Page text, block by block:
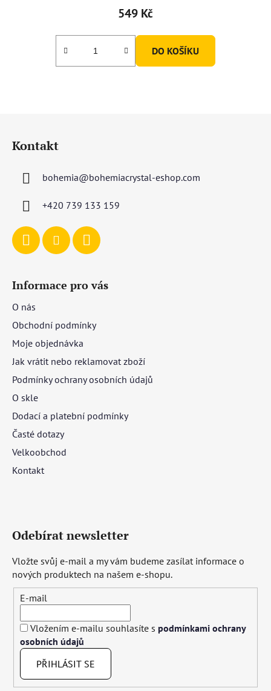
produktu
5,0
549 Kč
DO KOŠÍKU
Kontakt
bohemia@bohemiacrystal-eshop.com
+420 739 133 159
Informace pro vás
O nás
Obchodní podmínky
Moje objednávka
Jak vrátit nebo reklamovat zboží
Podmínky ochrany osobních údajů
O skle
Dodací a platební podmínky
Časté dotazy
Velkoobchod
Kontakt
Odebírat newsletter
Vložte svůj e-mail a my vám budeme zasílat informace o
nových produktech na našem e-shopu.
E-mail
Vložením e-mailu souhlasíte s podmínkami ochrany
osobních údajů
PŘIHLÁSIT SE